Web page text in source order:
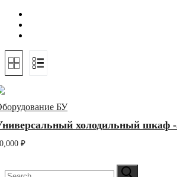
БУ
холодильный шкаф
₽
Искать: